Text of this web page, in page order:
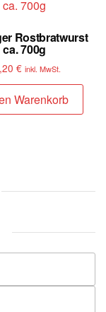
Rostbratwurst
ca. 700g
€ inkl. MwSt.
Warenkorb